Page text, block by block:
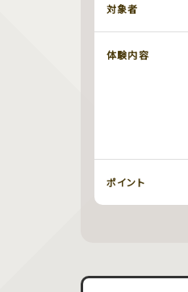
対象者
体験内容
ポイント